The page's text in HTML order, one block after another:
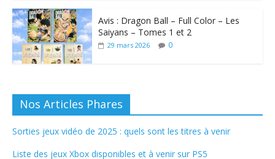
Avis : Dragon Ball – Full Color – Les
Saiyans – Tomes 1 et 2
29 mars 2026 0
Nos Articles Phares
Sorties jeux vidéo de 2025 : quels sont les titres à venir
Liste des jeux Xbox disponibles et à venir sur PS5